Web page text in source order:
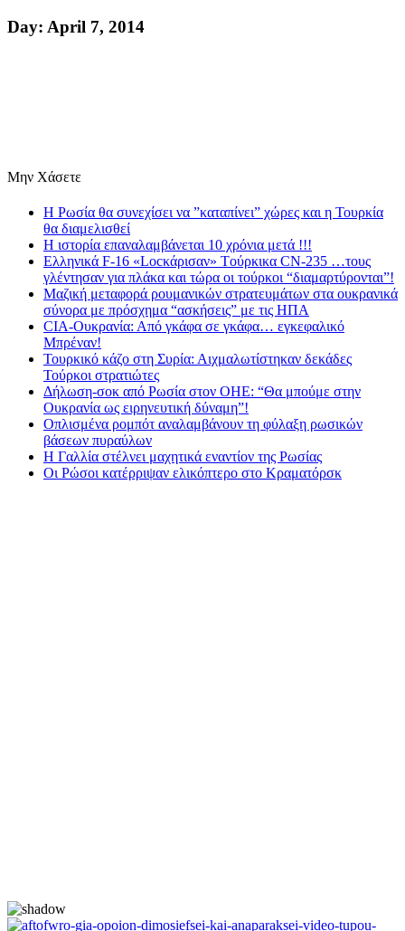
Day: April 7, 2014
Μην Χάσετε
Η Ρωσία θα συνεχίσει να ”καταπίνει” χώρες και η Τουρκία
θα διαμελισθεί
Η ιστορία επαναλαμβάνεται 10 χρόνια μετά !!!
Eλληνικά F-16 «Locκάρισαν» Tούρκικα CN-235 …τους
γλέντησαν για πλάκα και τώρα οι τούρκοι “διαμαρτύρονται”!
Mαζική μεταφορά ρουμανικών στρατευμάτων στα ουκρανικά
σύνορα με πρόσχημα “ασκήσεις” με τις ΗΠΑ
CIA-Ουκρανία: Από γκάφα σε γκάφα… εγκεφαλικό
Μπρέναν!
Τουρκικό κάζο στη Συρία: Αιχμαλωτίστηκαν δεκάδες
Τούρκοι στρατιώτες
Δήλωση-σοκ από Ρωσία στον ΟΗΕ: “Θα μπούμε στην
Ουκρανία ως ειρηνευτική δύναμη”!
Οπλισμένα ρομπότ αναλαμβάνουν τη φύλαξη ρωσικών
βάσεων πυραύλων
Η Γαλλία στέλνει μαχητικά εναντίον της Ρωσίας
Οι Ρώσοι κατέρριψαν ελικόπτερο στο Κραματόρσκ